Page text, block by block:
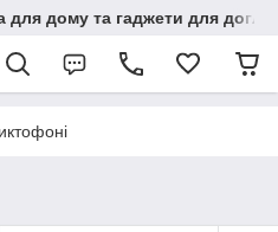
для дому та гаджети для